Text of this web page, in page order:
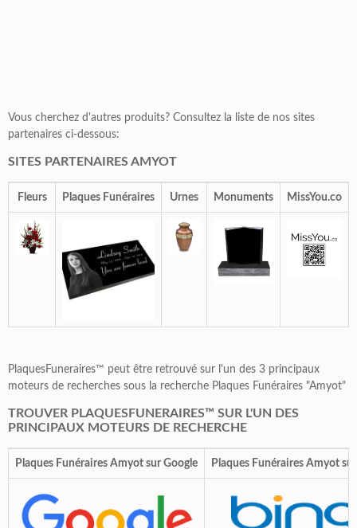
Vous cherchez d'autres produits? Consultez la liste de nos sites
partenaires ci-dessous:
SITES PARTENAIRES AMYOT
Fleurs Plaques Funéraires Urnes Monuments MissYou.co
PlaquesFuneraires™ peut être retrouvé sur l'un des 3 principaux
moteurs de recherches sous la recherche Plaques Funéraires "Amyot"
TROUVER PLAQUESFUNERAIRES™ SUR L'UN DES
PRINCIPAUX MOTEURS DE RECHERCHE
Plaques Funéraires Amyot sur Google Plaques Funéraires Amyot